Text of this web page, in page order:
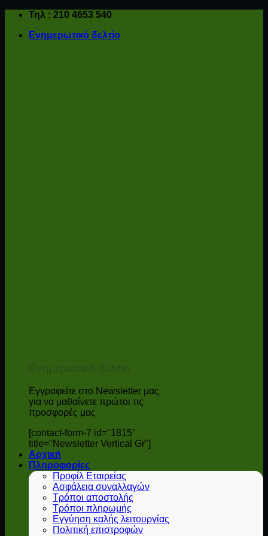
Μετάβαση
περιεχόμενο
Τηλ : 210 4653 540
Ενημερωτικό δελτίο
Εγγραφείτε στο Newsletter μας
για να μαθαίνετε πρώτοι τις
προσφορές μας
[contact-form-7 id="1815"
title="Newsletter Vertical Gr"]
Αρχική
Πληροφορίες
Προφίλ Εταιρείας
Ασφάλεια συναλλαγών
Τρόποι αποστολής
Τρόποι πληρωμής
Εγγύηση καλής λειτουργίας
Πολιτική επιστροφών